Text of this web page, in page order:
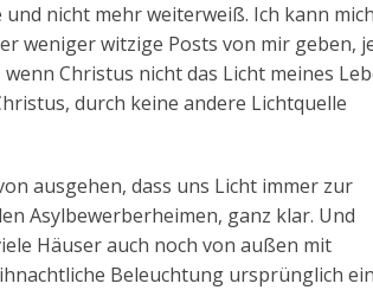
nicht mehr weiterweiß. Ich kann mich
weniger witzige Posts von mir geben,
Christus nicht das Licht meines
durch keine andere Lichtquelle
ausgehen, dass uns Licht immer zur
Asylbewerberheimen, ganz klar. Und
Häuser auch noch von außen mit
Beleuchtung ursprünglich